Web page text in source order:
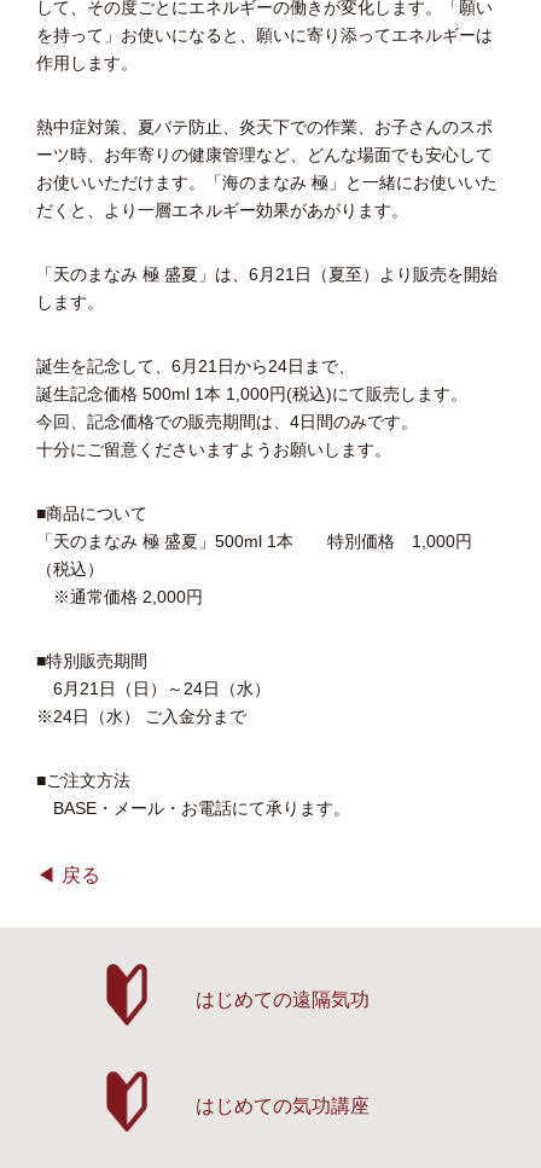
して、その度ごとにエネルギーの働きが変化します。「願い
を持って」お使いになると、願いに寄り添ってエネルギーは
作用します。
熱中症対策、夏バテ防止、炎天下での作業、お子さんのスポ
ーツ時、お年寄りの健康管理など、どんな場面でも安心して
お使いいただけます。「海のまなみ 極」と一緒にお使いいた
だくと、より一層エネルギー効果があがります。
「天のまなみ 極 盛夏」は、6月21日（夏至）より販売を開始
します。
誕生を記念して、6月21日から24日まで、
誕生記念価格 500ml 1本 1,000円(税込)にて販売します。
今回、記念価格での販売期間は、4日間のみです。
十分にご留意くださいますようお願いします。
■商品について
「天のまなみ 極 盛夏」500ml 1本 特別価格 1,000円
（税込）
※通常価格 2,000円
■特別販売期間
6月21日（日）～24日（水）
※24日（水） ご入金分まで
■ご注文方法
BASE・メール・お電話にて承ります。
戻る
はじめての遠隔気功
はじめての気功講座